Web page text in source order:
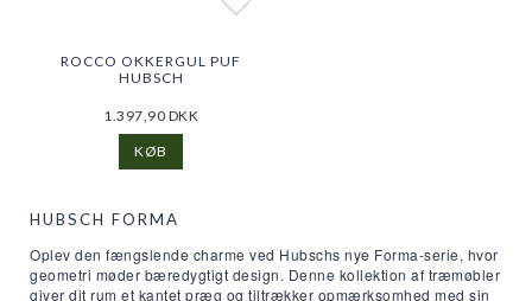
Add to list of
Add to list of
ROCCO OKKERGUL PUF
HUBSCH
1.397,90 DKK
KØB
HUBSCH FORMA
Oplev den fængslende charme ved Hubschs nye Forma-serie, hvor
geometri møder bæredygtigt design. Denne kollektion af træmøbler
giver dit rum et kantet præg og tiltrækker opmærksomhed med sin